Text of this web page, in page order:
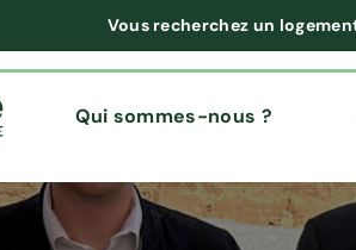
Vous recherchez un
Qui sommes-nous ?